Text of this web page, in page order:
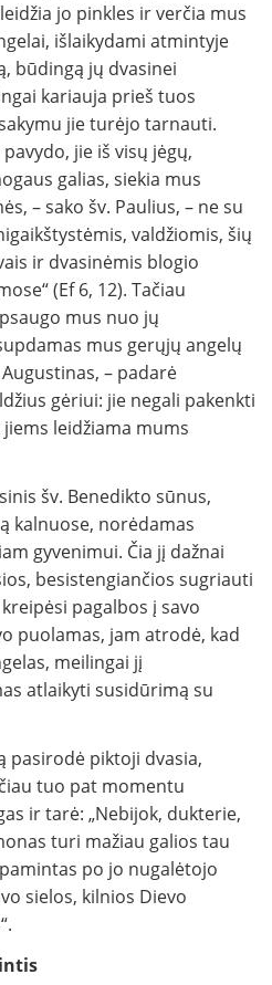
jo pinkles ir verčia mus
išlaikydami atmintyje
būdingą jų dvasinei
kariauja prieš tuos
jie turėjo tarnauti.
jie iš visų jėgų,
galias, siekia mus
– sako šv. Paulius, – ne su
valdžiomis, šių
ir dvasinėmis blogio
(Ef 6, 12). Tačiau
mus nuo jų
mus gerųjų angelų
– padarė
gėriui: jie negali pakenkti
leidžiama mums
šv. Benedikto sūnus,
kalnuose, norėdamas
gyvenimui. Čia jį dažnai
besistengiančios sugriauti
pagalbos į savo
puolamas, jam atrodė, kad
meilingai jį
atlaikyti susidūrimą su
pasirodė piktoji dvasia,
tuo pat momentu
ir tarė: „Nebijok, dukterie,
turi mažiau galios tau
po jo nugalėtojo
sielos, kilnios Dievo